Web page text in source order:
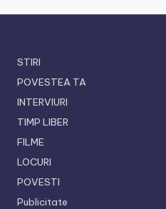
STIRI
POVESTEA TA
INTERVIURI
TIMP LIBER
FILME
LOCURI
POVESTI
Publicitate